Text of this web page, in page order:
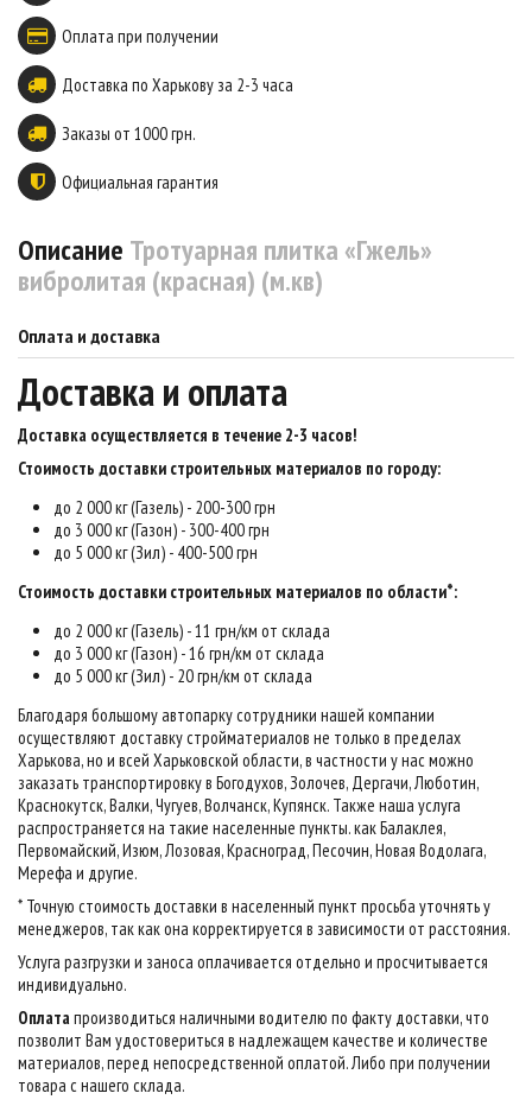
Оплата при получении
Доставка по Харькову за 2-3 часа
Заказы от 1000 грн.
Официальная гарантия
Описание Тротуарная плитка «Гжель»
вибролитая (красная) (м.кв)
Оплата и доставка
Доставка и оплата
Доставка осуществляется в течение 2-3 часов!
Стоимость доставки строительных материалов по городу:
до 2 000 кг (Газель) - 200-300 грн
до 3 000 кг (Газон) - 300-400 грн
до 5 000 кг (Зил) - 400-500 грн
Стоимость доставки строительных материалов по области*:
до 2 000 кг (Газель) - 11 грн/км от склада
до 3 000 кг (Газон) - 16 грн/км от склада
до 5 000 кг (Зил) - 20 грн/км от склада
Благодаря большому автопарку сотрудники нашей компании
осуществляют доставку стройматериалов не только в пределах
Харькова, но и всей Харьковской области, в частности у нас можно
заказать транспортировку в Богодухов, Золочев, Дергачи, Люботин,
Краснокутск, Валки, Чугуев, Волчанск, Купянск. Также наша услуга
распространяется на такие населенные пункты. как Балаклея,
Первомайский, Изюм, Лозовая, Красноград, Песочин, Новая Водолага,
Мерефа и другие.
* Точную стоимость доставки в населенный пункт просьба уточнять у
менеджеров, так как она корректируется в зависимости от расстояния.
Услуга разгрузки и заноса оплачивается отдельно и просчитывается
индивидуально.
Оплатапроизводиться наличными водителю по факту доставки, что
позволит Вам удостовериться в надлежащем качестве и количестве
материалов, перед непосредственной оплатой. Либо при получении
товара с нашего склада.